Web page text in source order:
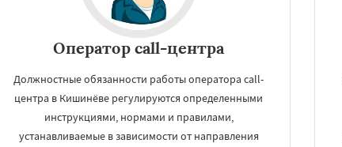
Гомель Самарканд
Оператор call-центра
Должностные обязанности работы оператора call-
центра в Кишинёве регулируются определенными
инструкциями, нормами и правилами,
устанавливаемые в зависимости от направления